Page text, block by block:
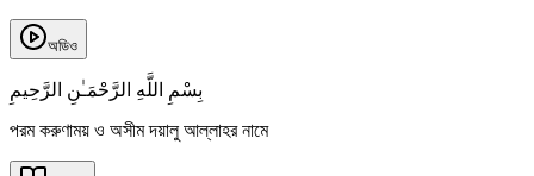
অডিও
بِسْمِ اللَّهِ الرَّحْمَـٰنِ الرَّحِيمِ
পরম করুণাময় ও অসীম দয়ালু আল্লাহর নামে